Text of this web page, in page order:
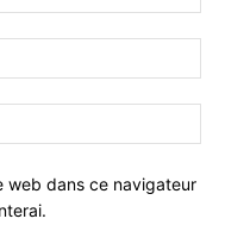
web dans ce navigateur